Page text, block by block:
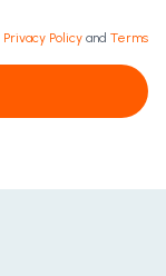
Privacy Policy and Terms